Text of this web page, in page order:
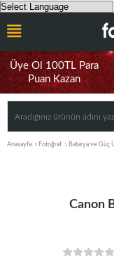
Üye Ol 100TL Para
Puan Kazan
Anasayfa Fotoğraf Batarya ve Güç
Canon